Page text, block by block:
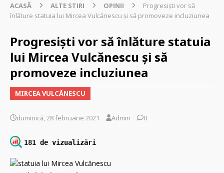
ACASĂ ALTE STIRI OPINII
Progresişti vor să
înlăture statuia lui Mircea Vulcănescu şi să promoveze incluziunea
Progresişti vor să înlăture statuia
lui Mircea Vulcănescu şi să
promoveze incluziunea
MIRCEA VULCĂNESCU
duminică, 28 februarie 2021 Admin 0
181 de vizualizări